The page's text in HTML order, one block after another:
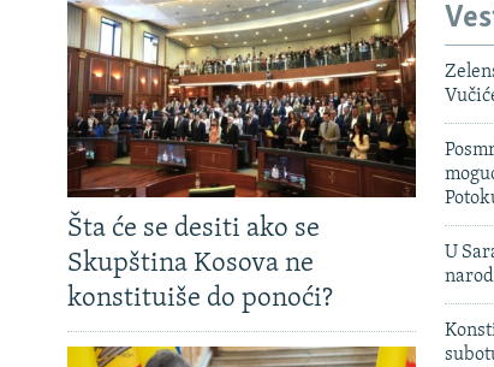
SVE KARTE DEJTONA
NASTANAK I RASPAD JUGOSLAVIJE
Šta će se desiti ako se
Skupština Kosova ne
konstituiše do ponoći?
U